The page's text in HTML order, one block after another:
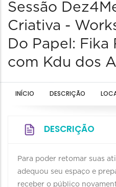
Sessão
Criativa -
Do Papel: Fika
com Kdu dos
INÍCIO DESCRIÇÃO
DESCRIÇÃO
Para poder retomar suas
adequou seu espaço e
receber o público